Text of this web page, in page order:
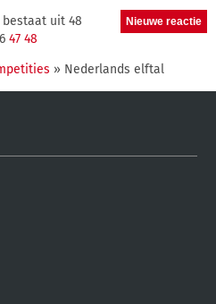
uit 48
47 48
» Nederlands elftal